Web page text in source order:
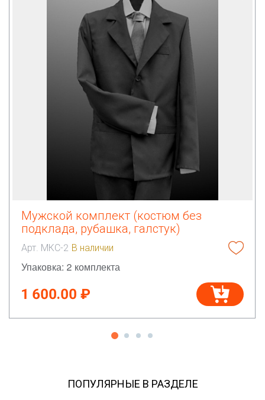
Мужской комплект (костюм без
подклада, рубашка, галстук)
Арт. МКС-2 В наличии
Упаковка: 2 комплекта
1 600.00 ₽
ПОПУЛЯРНЫЕ В РАЗДЕЛЕ